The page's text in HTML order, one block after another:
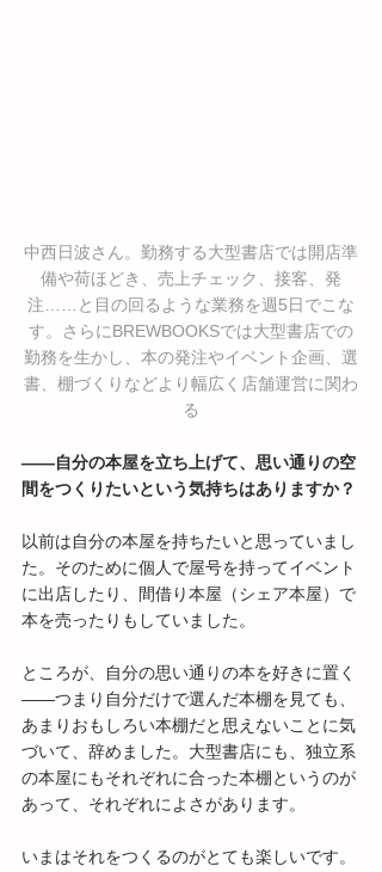
中西日波さん。勤務する大型書店では開店準
備や荷ほどき、売上チェック、接客、発
注……と目の回るような業務を週5日でこな
す。さらにBREWBOOKSでは大型書店での
勤務を生かし、本の発注やイベント企画、選
書、棚づくりなどより幅広く店舗運営に関わ
る
――自分の本屋を立ち上げて、思い通りの空
間をつくりたいという気持ちはありますか？
以前は自分の本屋を持ちたいと思っていまし
た。そのために個人で屋号を持ってイベント
に出店したり、間借り本屋（シェア本屋）で
本を売ったりもしていました。
ところが、自分の思い通りの本を好きに置く
――つまり自分だけで選んだ本棚を見ても、
あまりおもしろい本棚だと思えないことに気
づいて、辞めました。大型書店にも、独立系
の本屋にもそれぞれに合った本棚というのが
あって、それぞれによさがあります。
いまはそれをつくるのがとても楽しいです。